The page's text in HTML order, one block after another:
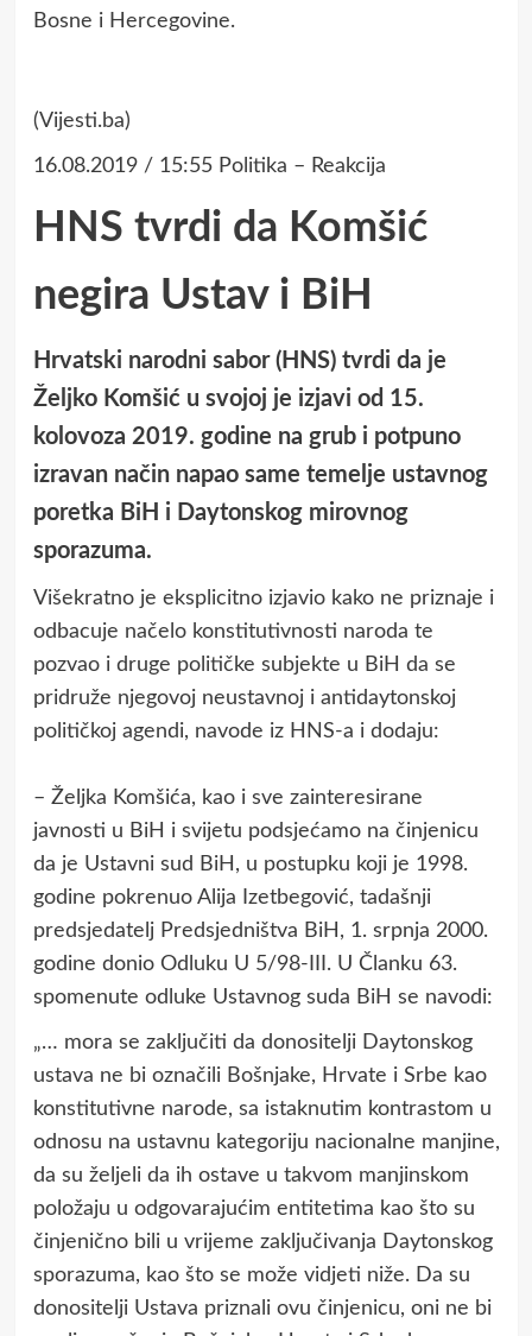
Bosne i Hercegovine.
(Vijesti.ba)
16.08.2019 / 15:55 Politika – Reakcija
HNS tvrdi da Komšić
negira Ustav i BiH
Hrvatski narodni sabor (HNS) tvrdi da je
Željko Komšić u svojoj je izjavi od 15.
kolovoza 2019. godine na grub i potpuno
izravan način napao same temelje ustavnog
poretka BiH i Daytonskog mirovnog
sporazuma.
Višekratno je eksplicitno izjavio kako ne priznaje i
odbacuje načelo konstitutivnosti naroda te
pozvao i druge političke subjekte u BiH da se
pridruže njegovoj neustavnoj i antidaytonskoj
političkoj agendi, navode iz HNS-a i dodaju:
– Željka Komšića, kao i sve zainteresirane
javnosti u BiH i svijetu podsjećamo na činjenicu
da je Ustavni sud BiH, u postupku koji je 1998.
godine pokrenuo Alija Izetbegović, tadašnji
predsjedatelj Predsjedništva BiH, 1. srpnja 2000.
godine donio Odluku U 5/98-III. U Članku 63.
spomenute odluke Ustavnog suda BiH se navodi:
„… mora se zaključiti da donositelji Daytonskog
ustava ne bi označili Bošnjake, Hrvate i Srbe kao
konstitutivne narode, sa istaknutim kontrastom u
odnosu na ustavnu kategoriju nacionalne manjine,
da su željeli da ih ostave u takvom manjinskom
položaju u odgovarajućim entitetima kao što su
činjenično bili u vrijeme zaključivanja Daytonskog
sporazuma, kao što se može vidjeti niže. Da su
donositelji Ustava priznali ovu činjenicu, oni ne bi